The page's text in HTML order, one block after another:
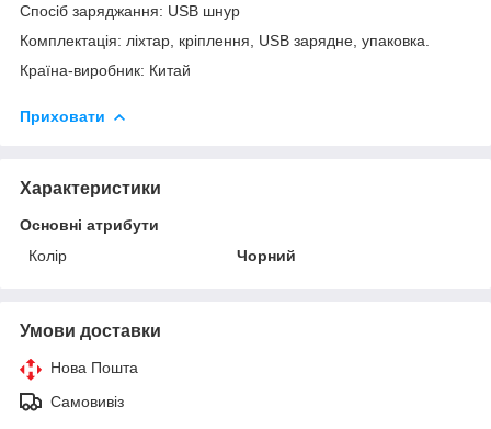
Спосіб заряджання: USB шнур
Комплектація: ліхтар, кріплення, USB зарядне, упаковка.
Країна-виробник: Китай
Приховати
Характеристики
Основні атрибути
Колір
Чорний
Умови доставки
Нова Пошта
Самовивіз